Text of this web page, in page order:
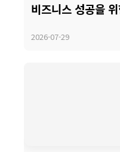
비즈니스 성공을
2026-07-29